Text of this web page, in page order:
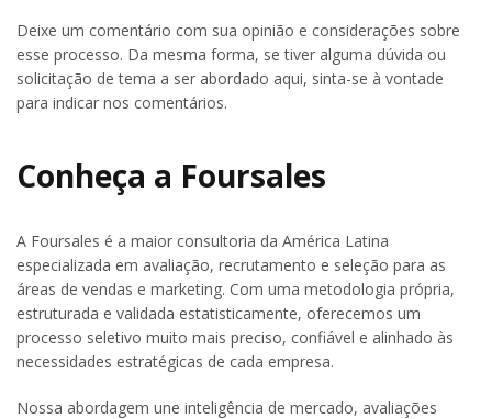
Deixe um comentário com sua opinião e considerações sobre
esse processo. Da mesma forma, se tiver alguma dúvida ou
solicitação de tema a ser abordado aqui, sinta-se à vontade
para indicar nos comentários.
Conheça a Foursales
A Foursales é a maior consultoria da América Latina
especializada em avaliação, recrutamento e seleção para as
áreas de vendas e marketing. Com uma metodologia própria,
estruturada e validada estatisticamente, oferecemos um
processo seletivo muito mais preciso, confiável e alinhado às
necessidades estratégicas de cada empresa.
Nossa abordagem une inteligência de mercado, avaliações